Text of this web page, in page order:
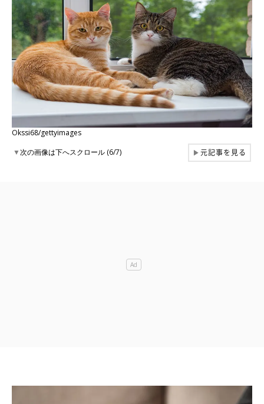
Okssi68/gettyimages
▼次の画像は下へスクロール (6/7) ▶元記事を見る